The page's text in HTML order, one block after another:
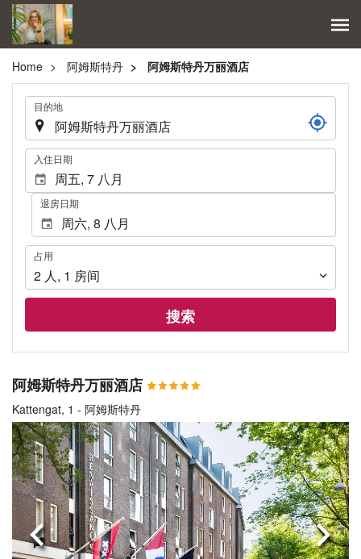
Home 阿姆斯特丹 阿姆斯特丹万丽酒店
. 目的地
. 入住日期
退房日期
占
用
占用
2 人, 1 房间
搜索
阿姆斯特丹万丽酒店
Kattengat, 1 - 阿姆斯特丹
上一页 下一